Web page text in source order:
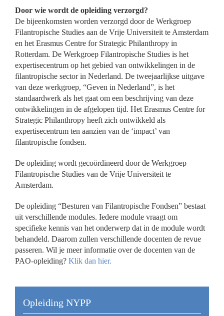
Links
Door wie wordt de opleiding verzorgd?
De bijeenkomsten worden verzorgd door de Werkgroep
Filantropische Studies aan de Vrije Universiteit te Amsterdam
en het Erasmus Centre for Strategic Philanthropy in
Rotterdam. De Werkgroep Filantropische Studies is het
expertisecentrum op het gebied van ontwikkelingen in de
filantropische sector in Nederland. De tweejaarlijkse uitgave
van deze werkgroep, “Geven in Nederland”, is het
standaardwerk als het gaat om een beschrijving van deze
ontwikkelingen in de afgelopen tijd. Het Erasmus Centre for
Strategic Philanthropy heeft zich ontwikkeld als
expertisecentrum ten aanzien van de ‘impact’ van
filantropische fondsen.
De opleiding wordt gecoördineerd door de Werkgroep
Filantropische Studies van de Vrije Universiteit te
Amsterdam.
De opleiding “Besturen van Filantropische Fondsen” bestaat
uit verschillende modules. Iedere module vraagt om
specifieke kennis van het onderwerp dat in de module wordt
behandeld. Daarom zullen verschillende docenten de revue
passeren. Wil je meer informatie over de docenten van de
PAO-opleiding? Klik dan hier.
Opleiding NYPP